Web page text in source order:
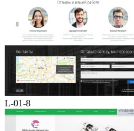
L-01-8